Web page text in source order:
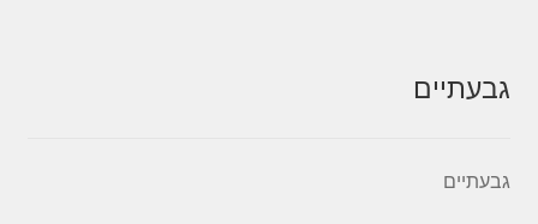
גבעתיים
גבעתיים